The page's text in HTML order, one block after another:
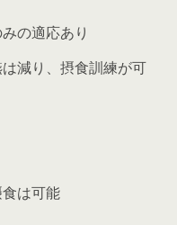
の適応あり
減り、摂食訓練が可
は可能